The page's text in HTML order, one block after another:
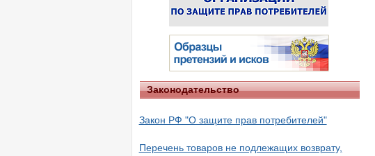
Законодательство
Закон РФ "О защите прав потребителей"
Перечень товаров не подлежащих возврату,